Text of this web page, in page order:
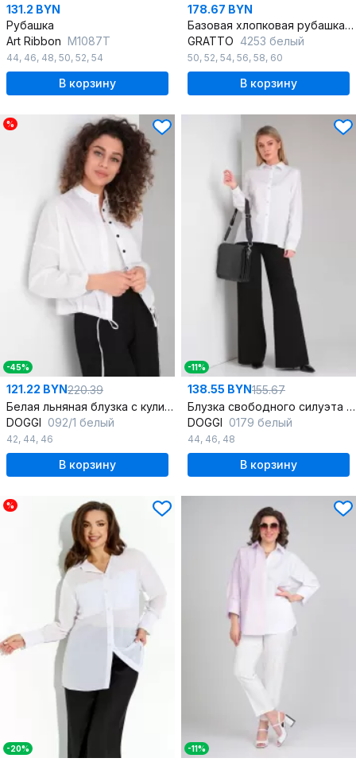
131.2 BYN
Рубашка
Art Ribbon M1087Т
44, 46, 48, 50, 52, 54
В корзину
178.67 BYN
Базовая хлопковая рубашка с асимметричной длиной
GRATTO 4253 белый
50, 52, 54, 56, 58, 60
В корзину
%
-45%
121.22 BYN220.39
Белая льняная блузка с кулиской и сборками
DOGGI 092/1 белый
42, 44, 46
В корзину
-11%
138.55 BYN155.67
Блузка свободного силуэта с асимметричным запахом
DOGGI 0179 белый
44, 46, 48
В корзину
%
-20% -11%